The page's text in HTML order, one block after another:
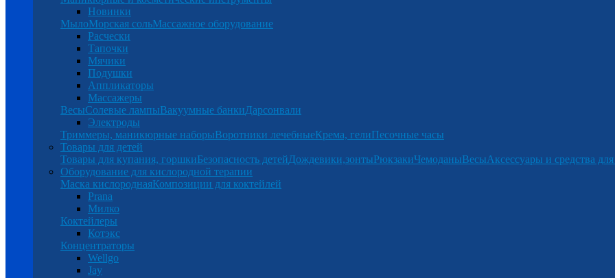
Новинки
МылоМорская сольМассажное оборудование
Расчески
Тапочки
Мячики
Подушки
Аппликаторы
Массажеры
ВесыСолевые лампыВакуумные банкиДарсонвали
Электроды
Триммеры, маникюрные наборыВоротники лечебныеКрема, гелиПесочные часы
Товары для детей
Товары для купания, горшкиБезопасность детейДождевики,зонтыРюкзакиЧемоданыВесыАксессуары и средства
Оборудование для кислородной терапии
Маска кислороднаяКомпозиции для коктейлей
Prana
Милко
Коктейлеры
Котэкс
Концентраторы
Wellgo
Jay